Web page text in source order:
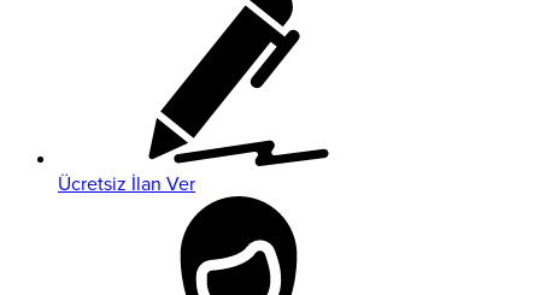
Ücretsiz İlan Ver